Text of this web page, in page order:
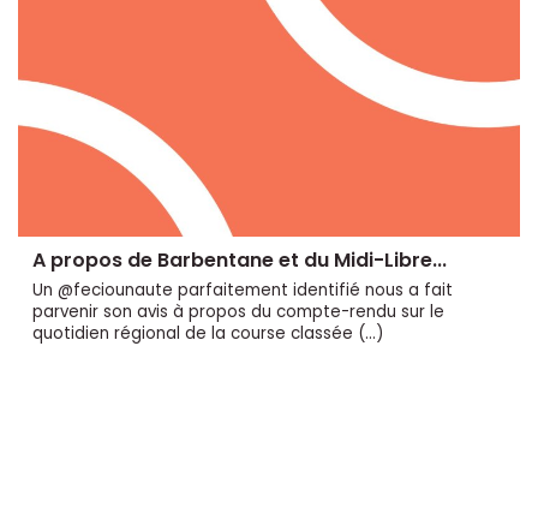
A propos de Barbentane et du Midi-Libre...
Un @feciounaute parfaitement identifié nous a fait
parvenir son avis à propos du compte-rendu sur le
quotidien régional de la course classée (…)